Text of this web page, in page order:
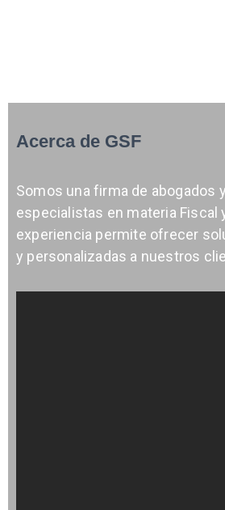
Acerca de GSF
Somos una firma de abogados
especialistas en materia Fiscal
experiencia permite ofrecer
y personalizadas a nuestros